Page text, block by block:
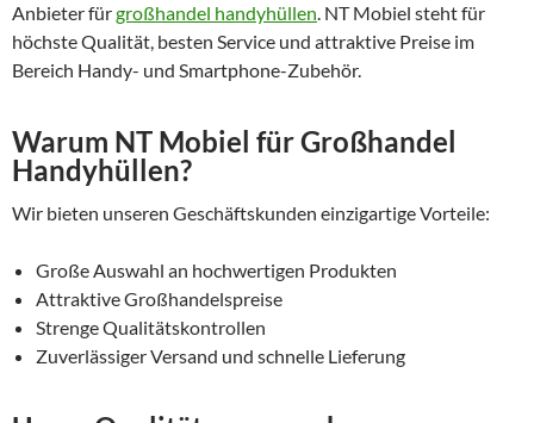
Anbieter fürgroßhandel handyhüllen. NT Mobiel steht für
höchste Qualität, besten Service und attraktive Preise im
Bereich Handy- und Smartphone-Zubehör.
Warum NT Mobiel für Großhandel
Handyhüllen?
Wir bieten unseren Geschäftskunden einzigartige Vorteile:
Große Auswahl an hochwertigen Produkten
Attraktive Großhandelspreise
Strenge Qualitätskontrollen
Zuverlässiger Versand und schnelle Lieferung